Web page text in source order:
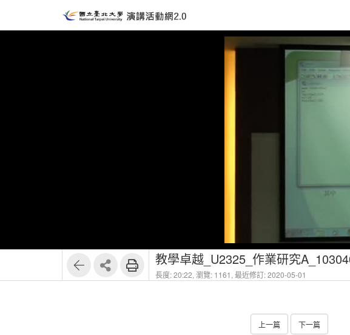
教學卓越_U2325_作業研究
長度: 20:22, 瀏覽: 1161, 最近修訂: 2020-05-01
上一篇 下一篇